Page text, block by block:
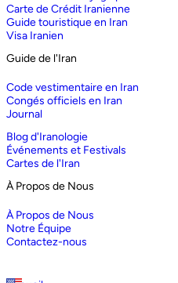
Carte de Crédit Iranienne
Guide touristique en Iran
Visa Iranien
Guide de l'Iran
Code vestimentaire en Iran
Congés officiels en Iran
Journal
Blog d'Iranologie
Événements et Festivals
Cartes de l'Iran
À Propos de Nous
À Propos de Nous
Notre Équipe
Contactez-nous